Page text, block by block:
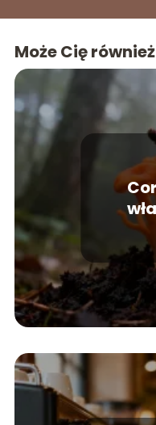
Może Cię